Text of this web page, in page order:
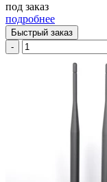
под заказ
подробнее
Быстрый заказ
-